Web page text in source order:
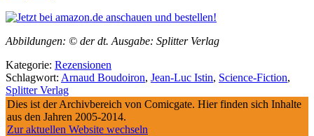
Abbildungen: © der dt. Ausgabe: Splitter Verlag
Kategorie: Rezensionen
Schlagwort: Arnaud Boudoiron, Jean-Luc Istin, Science-Fiction,
Splitter Verlag
Dies ist der Archivbereich von Comicgate. Hier finden sich Inhalte
aus den Jahren 2005-2014.
Zur aktuellen Website wechseln